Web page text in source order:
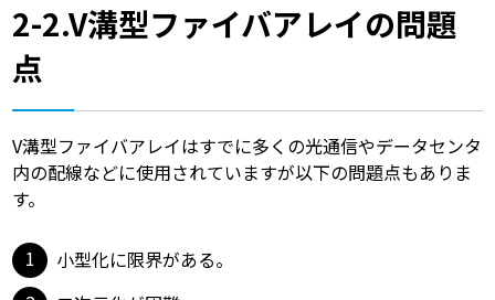
2-2.V溝型ファイバアレイの問題
点
V溝型ファイバアレイはすでに多くの光通信やデータセンタ
内の配線などに使用されていますが以下の問題点もありま
す。
小型化に限界がある。